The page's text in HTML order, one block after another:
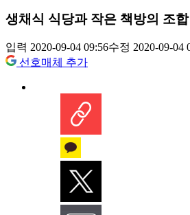
생채식 식당과 작은 책방의 조합
입력 2020-09-04 09:56수정 2020-09-04
선호매체 추가